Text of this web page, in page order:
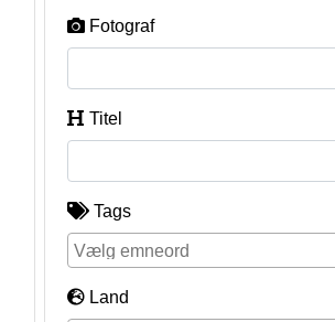
Fotograf
Titel
Tags
Land